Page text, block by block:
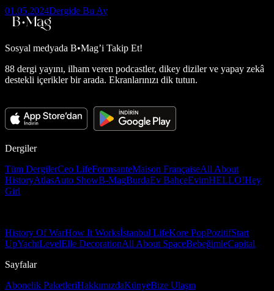
01.05.2024Dergide Bu Ay
Sosyal medyada B•Mag’i Takip Et!
88 dergi yayını, ilham veren podcastler, dikey diziler ve yapay zekâ
destekli içerikler bir arada. Ekranlarınızı dik tutun.
Dergiler
Tüm DergilerCeo LifeFormsanteMaison FrançaiseAll About
HistoryAtlasAuto ShowB-MagBurdaEv BahçeEvimHELLO!Hey
Girl
History Of WarHow It Worksİstanbul LifeKore PopPozitifStart
UpYachtLevelElle DecorationAll About SpaceBebeğimleCapital
Sayfalar
Abonelik PaketleriHakkımızdaKünyeBize Ulaşın